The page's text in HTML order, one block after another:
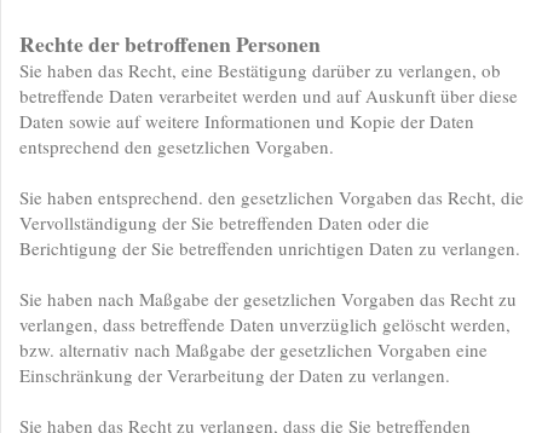
Rechte der betroffenen Personen
Sie haben das Recht, eine Bestätigung darüber zu verlangen, ob
betreffende Daten verarbeitet werden und auf Auskunft über diese
Daten sowie auf weitere Informationen und Kopie der Daten
entsprechend den gesetzlichen Vorgaben.
Sie haben entsprechend. den gesetzlichen Vorgaben das Recht, die
Vervollständigung der Sie betreffenden Daten oder die
Berichtigung der Sie betreffenden unrichtigen Daten zu verlangen.
Sie haben nach Maßgabe der gesetzlichen Vorgaben das Recht zu
verlangen, dass betreffende Daten unverzüglich gelöscht werden,
bzw. alternativ nach Maßgabe der gesetzlichen Vorgaben eine
Einschränkung der Verarbeitung der Daten zu verlangen.
Sie haben das Recht zu verlangen, dass die Sie betreffenden